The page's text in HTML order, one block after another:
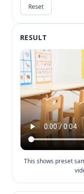
Reset
RESULT
This shows preset